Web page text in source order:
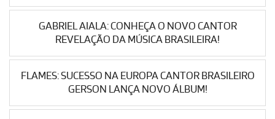
GABRIEL AIALA: CONHEÇA O NOVO CANTOR
REVELAÇÃO DA MÚSICA BRASILEIRA!
FLAMES: SUCESSO NA EUROPA CANTOR BRASILEIRO
GERSON LANÇA NOVO ÁLBUM!